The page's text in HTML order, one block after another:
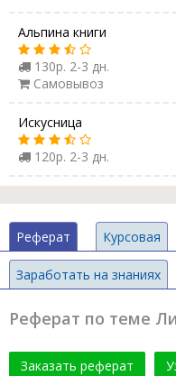
Альпина книги
130р. 2-3 дн.
Самовывоз
Искусница
120р. 2-3 дн.
Реферат Курсовая
Заработать на знаниях
Реферат по теме
Заказать реферат